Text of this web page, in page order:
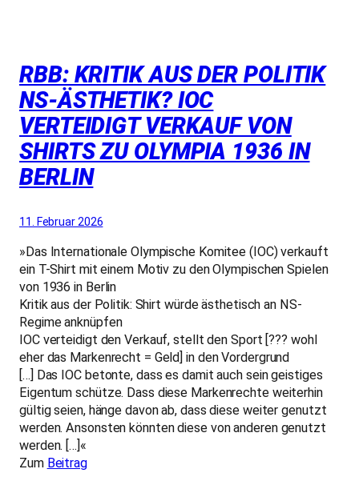
RBB: KRITIK AUS DER POLITIK
NS-ÄSTHETIK? IOC
VERTEIDIGT VERKAUF VON
SHIRTS ZU OLYMPIA 1936 IN
BERLIN
11. Februar 2026
»Das Internationale Olympische Komitee (IOC) verkauft
ein T-Shirt mit einem Motiv zu den Olympischen Spielen
von 1936 in Berlin
Kritik aus der Politik: Shirt würde ästhetisch an NS-
Regime anknüpfen
IOC verteidigt den Verkauf, stellt den Sport [??? wohl
eher das Markenrecht = Geld] in den Vordergrund
[…] Das IOC betonte, dass es damit auch sein geistiges
Eigentum schütze. Dass diese Markenrechte weiterhin
gültig seien, hänge davon ab, dass diese weiter genutzt
werden. Ansonsten könnten diese von anderen genutzt
werden. […]«
Zum Beitrag